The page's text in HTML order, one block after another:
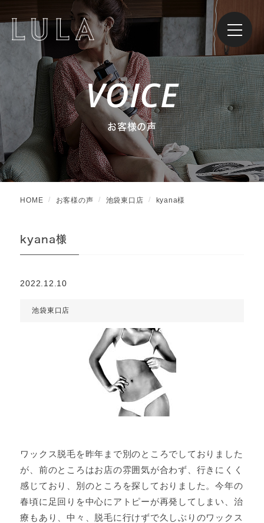
VOICE
お客様の声
HOME お客様の声 池袋東口店 kyana様
kyana様
2022.12.10
池袋東口店
ワックス脱毛を昨年まで別のところでしておりました
が、前のところはお店の雰囲気が合わず、行きにくく
感じており、別のところを探しておりました。今年の
春頃に足回りを中心にアトピーが再発してしまい、治
療もあり、中々、脱毛に行けずで久しぶりのワックス